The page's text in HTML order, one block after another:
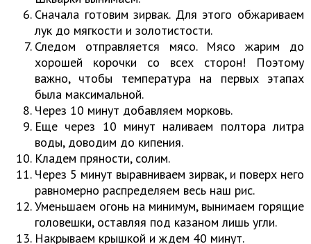
Сначала готовим зирвак. Для этого обжариваем
лук до мягкости и золотистости.
Следом отправляется мясо. Мясо жарим до
хорошей корочки со всех сторон! Поэтому
важно, чтобы температура на первых этапах
была максимальной.
Через 10 минут добавляем морковь.
Еще через 10 минут наливаем полтора литра
воды, доводим до кипения.
Кладем пряности, солим.
Через 5 минут выравниваем зирвак, и поверх него
равномерно распределяем весь наш рис.
Уменьшаем огонь на минимум, вынимаем горящие
головешки, оставляя под казаном лишь угли.
Накрываем крышкой и ждем 40 минут.